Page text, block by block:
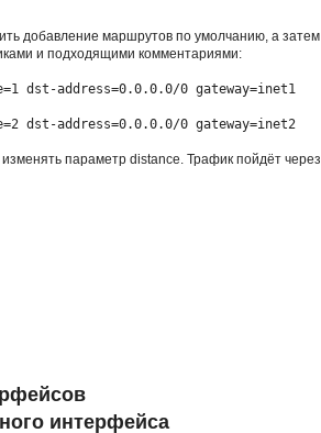
добавление маршрутов по умолчанию, а затем
и подходящими комментариями:
dst-address=0.0.0.0/0 gateway=inet1
dst-address=0.0.0.0/0 gateway=inet2
параметр distance. Трафик пойдёт через
интерфейса